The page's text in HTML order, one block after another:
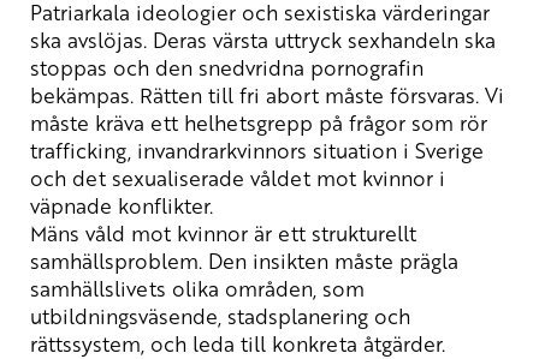
Patriarkala ideologier och sexistiska värderingar
ska avslöjas. Deras värsta uttryck sexhandeln ska
stoppas och den snedvridna pornografin
bekämpas. Rätten till fri abort måste försvaras. Vi
måste kräva ett helhetsgrepp på frågor som rör
trafficking, invandrarkvinnors situation i Sverige
och det sexualiserade våldet mot kvinnor i
väpnade konflikter.
Mäns våld mot kvinnor är ett strukturellt
samhällsproblem. Den insikten måste prägla
samhällslivets olika områden, som
utbildningsväsende, stadsplanering och
rättssystem, och leda till konkreta åtgärder.